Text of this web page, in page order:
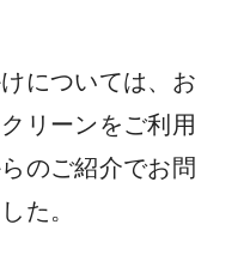
については、お
リーンをご利用
のご紹介でお問
た。